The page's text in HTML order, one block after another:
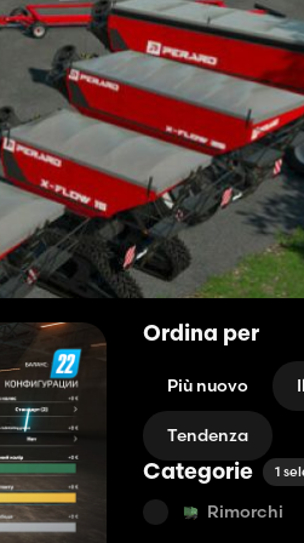
Ordina per
Più nuovo
Tendenza
Categorie 1
Rimorchi